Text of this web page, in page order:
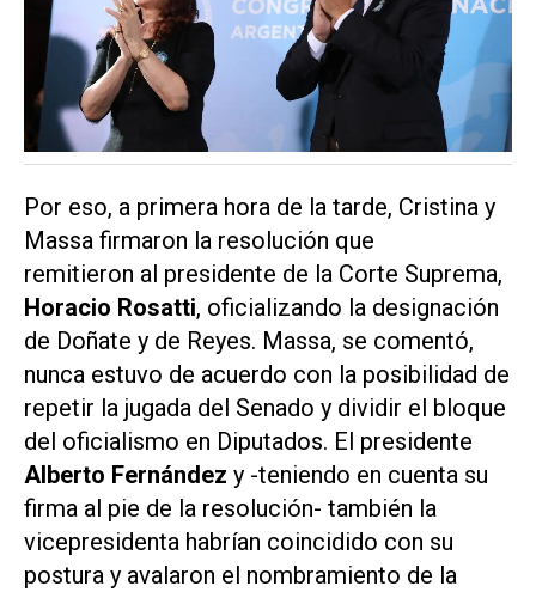
Por eso, a primera hora de la tarde, Cristina y
Massa firmaron la resolución que
remitieron al presidente de la Corte Suprema,
Horacio Rosatti, oficializando la designación
de Doñate y de Reyes. Massa, se comentó,
nunca estuvo de acuerdo con la posibilidad de
repetir la jugada del Senado y dividir el bloque
del oficialismo en Diputados. El presidente
Alberto Fernández y -teniendo en cuenta su
firma al pie de la resolución- también la
vicepresidenta habrían coincidido con su
postura y avalaron el nombramiento de la